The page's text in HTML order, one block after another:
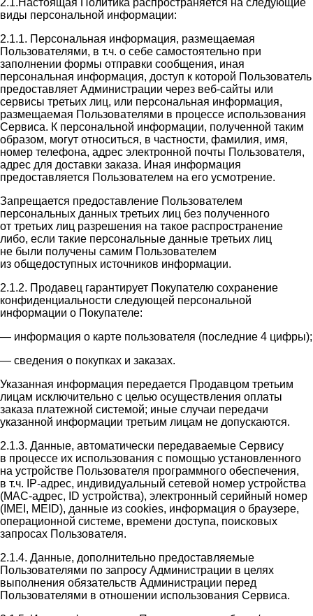
2.1.Настоящая Политика распространяется на следующие
виды персональной информации:
2.1.1. Персональная информация, размещаемая
Пользователями, в т.ч. о себе самостоятельно при
заполнении формы отправки сообщения, иная
персональная информация, доступ к которой Пользователь
предоставляет Администрации через веб-сайты или
сервисы третьих лиц, или персональная информация,
размещаемая Пользователями в процессе использования
Сервиса. К персональной информации, полученной таким
образом, могут относиться, в частности, фамилия, имя,
номер телефона, адрес электронной почты Пользователя,
адрес для доставки заказа. Иная информация
предоставляется Пользователем на его усмотрение.
Запрещается предоставление Пользователем
персональных данных третьих лиц без полученного
от третьих лиц разрешения на такое распространение
либо, если такие персональные данные третьих лиц
не были получены самим Пользователем
из общедоступных источников информации.
2.1.2. Продавец гарантирует Покупателю сохранение
конфиденциальности следующей персональной
информации о Покупателе:
— информация о карте пользователя (последние 4 цифры);
— сведения о покупках и заказах.
Указанная информация передается Продавцом третьим
лицам исключительно с целью осуществления оплаты
заказа платежной системой; иные случаи передачи
указанной информации третьим лицам не допускаются.
2.1.3. Данные, автоматически передаваемые Сервису
в процессе их использования с помощью установленного
на устройстве Пользователя программного обеспечения,
в т.ч. IP-адрес, индивидуальный сетевой номер устройства
(MAC-адрес, ID устройства), электронный серийный номер
(IMEI, MEID), данные из cookies, информация о браузере,
операционной системе, времени доступа, поисковых
запросах Пользователя.
2.1.4. Данные, дополнительно предоставляемые
Пользователями по запросу Администрации в целях
выполнения обязательств Администрации перед
Пользователями в отношении использования Сервиса.